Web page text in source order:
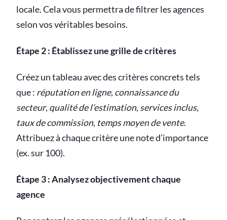
locale. Cela vous permettra de filtrer les agences
selon vos véritables besoins.
Étape 2 : Établissez une grille de critères
Créez un tableau avec des critères concrets tels
que : réputation en ligne, connaissance du
secteur, qualité de l’estimation, services inclus,
taux de commission, temps moyen de vente.
Attribuez à chaque critère une note d’importance
(ex. sur 100).
Étape 3 : Analysez objectivement chaque
agence